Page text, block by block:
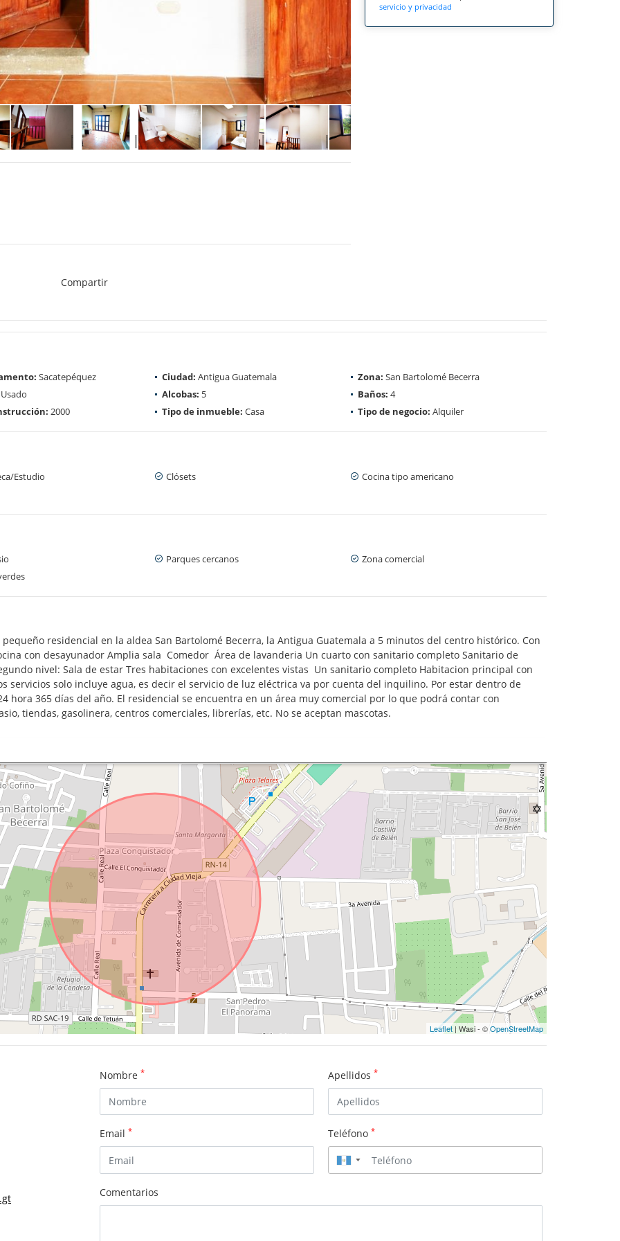
Compartir
servicio y privacidad
Sacatepéquez Ciudad: Antigua Guatemala Zona: San Bartolomé Becerra
Alcobas: 5 Baños: 4
2000 Tipo de inmueble: Casa Tipo de negocio: Alquiler
Estudio Clósets Cocina tipo americano
Parques cercanos
Zona comercial
residencial en la aldea San Bartolomé Becerra, la Antigua Guatemala a 5 minutos del centro histórico. Con
con desayunador Amplia sala Comedor Área de lavanderia Un cuarto con sanitario completo Sanitario de
nivel: Sala de estar Tres habitaciones con excelentes vistas Un sanitario completo Habitacion principal con
servicios solo incluye agua, es decir el servicio de luz eléctrica va por cuenta del inquilino. Por estar dentro de
hora 365 días del año. El residencial se encuentra en un área muy comercial por lo que podrá contar con
tiendas, gasolinera, centros comerciales, librerías, etc. No se aceptan mascotas.
Leaflet | Wasi - ©OpenStreetMap
Nombre * Apellidos *
Email * Teléfono *
▼
Comentarios